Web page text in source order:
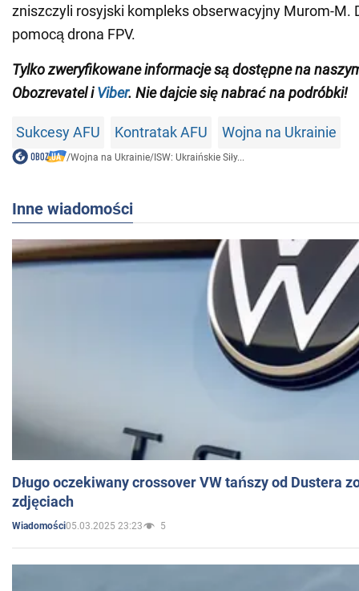
zniszczyli rosyjski kompleks obserwacyjny Murom-M.
pomocą drona FPV.
Tylkozweryfikowane informacje są dostępne na
Obozrevatel iViber. Nie dajcie się nabrać na podróbki!
Sukcesy AFU Kontratak AFU Wojna na Ukrainie
/Wojna na Ukrainie/ISW: Ukraińskie Siły...
Inne wiadomości
Długo oczekiwany crossover VW tańszy od Dustera
zdjęciach
Wiadomości05.03.2025 23:23 5